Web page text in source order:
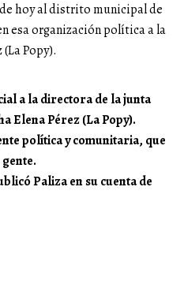
hoy al distrito municipal de
esa organización política a la
Popy).
a la directora de la junta
Elena Pérez (La Popy).
política y comunitaria, que
Paliza en su cuenta de